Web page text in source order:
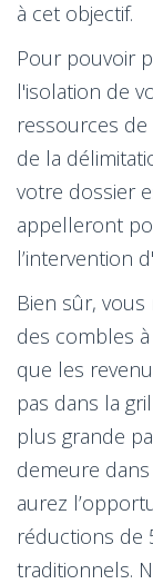
à cet objectif.
Pour pouvoir
l'isolation de
ressources
de la
votre dossier
appelleront
l’intervention
Bien sûr, vous
des combles
que les
pas dans la
plus grande
demeure
aurez
réductions de
traditionnels.